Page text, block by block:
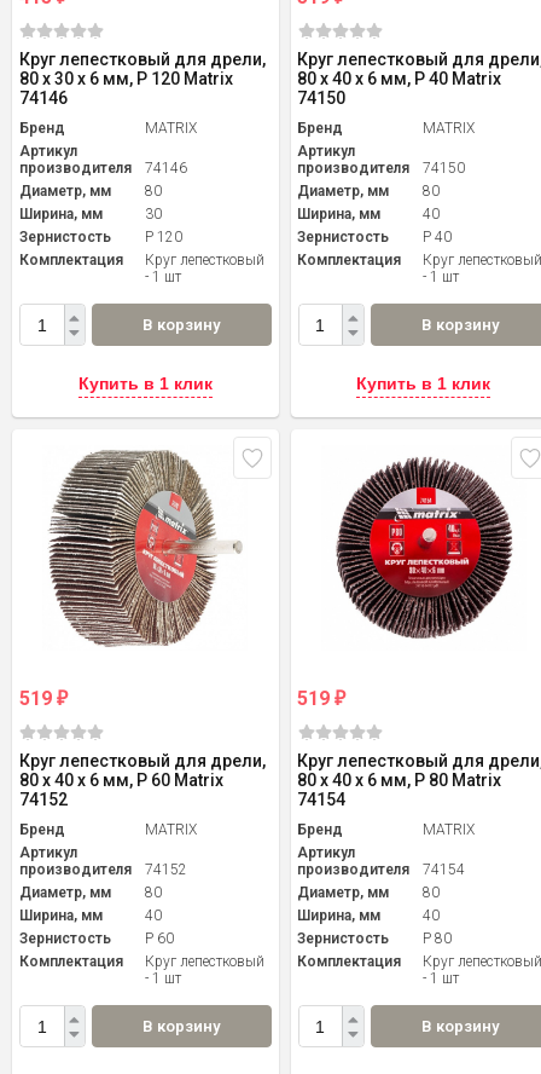
Круг лепестковый для дрели,
80 х 30 х 6 мм, P 120 Matrix
74146
Бренд
MATRIX
Артикул
производителя
74146
Диаметр, мм
80
Ширина, мм
30
Зернистость
P 120
Комплектация
Круг лепестковый
- 1 шт
В корзину
Купить в 1 клик
Круг лепестковый для
80 х 40 х 6 мм, P 40 Matrix
74150
Бренд
MATRIX
Артикул
производителя
74150
Диаметр, мм
80
Ширина, мм
40
Зернистость
P 40
Комплектация
Круг
- 1 шт
В корзину
Купить в 1 клик
519 ₽
Круг лепестковый для дрели,
80 х 40 х 6 мм, P 60 Matrix
74152
Бренд
MATRIX
Артикул
производителя
74152
Диаметр, мм
80
Ширина, мм
40
Зернистость
P 60
Комплектация
Круг лепестковый
- 1 шт
В корзину
519₽
Круг лепестковый для
80 х 40 х 6 мм, P 80 Matrix
74154
Бренд
MATRIX
Артикул
производителя
74154
Диаметр, мм
80
Ширина, мм
40
Зернистость
P 80
Комплектация
Круг
- 1 шт
В корзину